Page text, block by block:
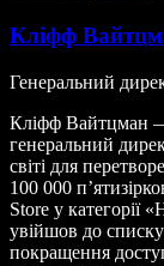
Кліфф
Генеральний
Кліфф Вайтцман —
генеральний
світі для
100 000
Store у категорії
увійшов до
покращення